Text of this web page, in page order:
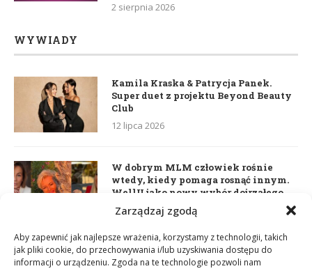
Zarządzaj zgodą
Aby zapewnić jak najlepsze wrażenia, korzystamy z technologii, takich
jak pliki cookie, do przechowywania i/lub uzyskiwania dostępu do
informacji o urządzeniu. Zgoda na te technologie pozwoli nam
2 sierpnia 2026
WYWIADY
Kamila Kraska & Patrycja Panek.
Super duet z projektu Beyond Beauty
Club
12 lipca 2026
W dobrym MLM człowiek rośnie
wtedy, kiedy pomaga rosnąć innym.
WellU jako nowy wybór dojrzałego
lidera
Daria Dudzik. Kocham Cię